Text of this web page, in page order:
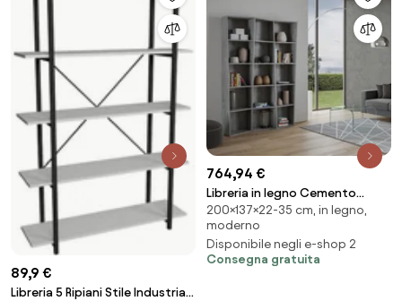
89,9 €
Libreria 5 Ripiani Stile Industrial
764,94 €
Libreria in legno Cemento
137x200h cm con 3 elementi e
vani trapezoidali TREK
200×137×22-35 cm, in legno,
moderno
Disponibile negli e-shop 2
Consegna gratuita